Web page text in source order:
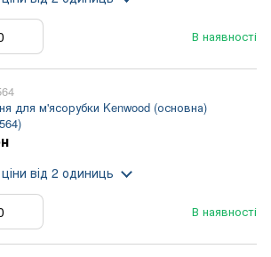
В наявності
для м'ясорубки Kenwood (основна)
В наявності
від 2 одиниць